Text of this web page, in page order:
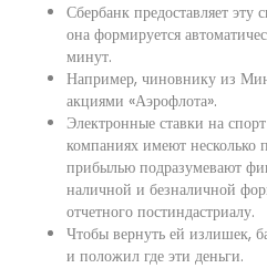
Сбербанк предоставляет
она формируется
минут.
Например, чиновнику из
акциями «Аэрофлота».
Электронные ставки на
компаниях имеют
прибылью подразумевают
наличной и безналичной
отчетного постиндастриалу.
Чтобы вернуть ей излишек,
и положил где эти деньги.